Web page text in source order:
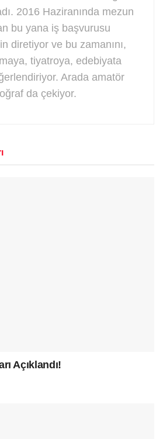
2016 Haziranında mezun
bu yana iş başvurusu
diretiyor ve bu zamanını,
tiyatroya, edebiyata
Arada amatör
da çekiyor.
Açıklandı!